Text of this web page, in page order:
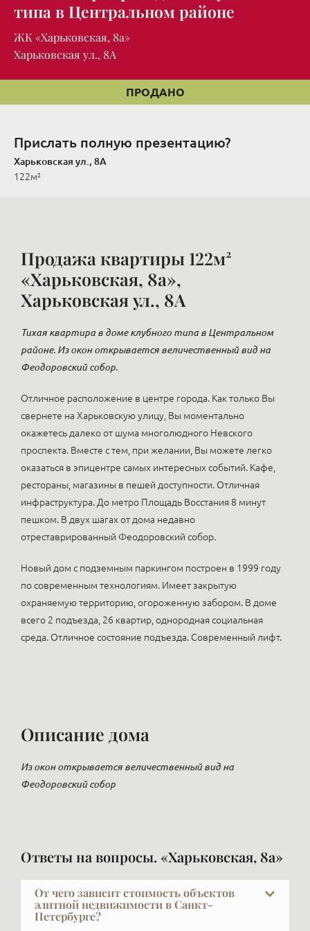
типа в Центральном районе
ЖК «Харьковская, 8а»
Харьковская ул., 8А
ПРОДАНО
Прислать полную презентацию?
Харьковская ул., 8А
122м²
Продажа квартиры 122м²
«Харьковская, 8а»,
Харьковская ул., 8А
Тихая квартира в доме клубного типа в Центральном
районе. Из окон открывается величественный вид на
Феодоровский собор.
Отличное расположение в центре города. Как только Вы
свернете на Харьковскую улицу, Вы моментально
окажетесь далеко от шума многолюдного Невского
проспекта. Вместе с тем, при желании, Вы можете легко
оказаться в эпицентре самых интересных событий. Кафе,
рестораны, магазины в пешей доступности. Отличная
инфраструктура. До метро Площадь Восстания 8 минут
пешком. В двух шагах от дома недавно
отреставрированный Феодоровский собор.
Новый дом с подземным паркингом построен в 1999 году
по современным технологиям. Имеет закрытую
охраняемую территорию, огороженную забором. В доме
всего 2 подъезда, 26 квартир, однородная социальная
среда. Отличное состояние подъезда. Современный лифт.
Описание дома
Из окон открывается величественный вид на
Феодоровский собор
Ответы на вопросы. «Харьковская, 8а»
От чего зависит стоимость объектов
элитной недвижимости в Санкт-
Петербурге?